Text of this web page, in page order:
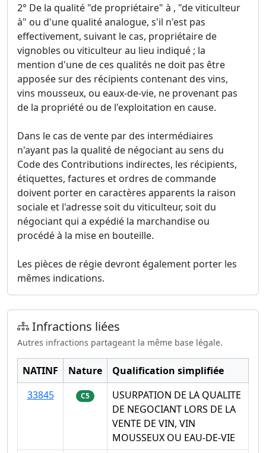
2° De la qualité "de propriétaire" à , "de viticulteur
à" ou d'une qualité analogue, s'il n'est pas
effectivement, suivant le cas, propriétaire de
vignobles ou viticulteur au lieu indiqué ; la
mention d'une de ces qualités ne doit pas être
apposée sur des récipients contenant des vins,
vins mousseux, ou eaux-de-vie, ne provenant pas
de la propriété ou de l'exploitation en cause.
Dans le cas de vente par des intermédiaires
n'ayant pas la qualité de négociant au sens du
Code des Contributions indirectes, les récipients,
étiquettes, factures et ordres de commande
doivent porter en caractères apparents la raison
sociale et l'adresse soit du viticulteur, soit du
négociant qui a expédié la marchandise ou
procédé à la mise en bouteille.
Les pièces de régie devront également porter les
mêmes indications.
Infractions liées
Autres infractions partageant la même base légale.
NATINF Nature
Qualification simplifiée
33845
C5
USURPATION DE LA QUALITE
DE NEGOCIANT LORS DE LA
VENTE DE VIN, VIN
MOUSSEUX OU EAU-DE-VIE